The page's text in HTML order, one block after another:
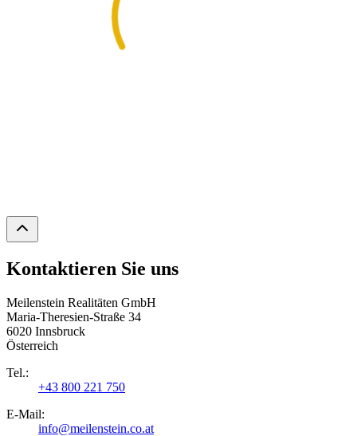
Kontaktieren Sie uns
Meilenstein Realitäten GmbH
Maria-Theresien-Straße 34
6020 Innsbruck
Österreich
Tel.:
+43 800 221 750
E-Mail:
info@meilenstein.co.at